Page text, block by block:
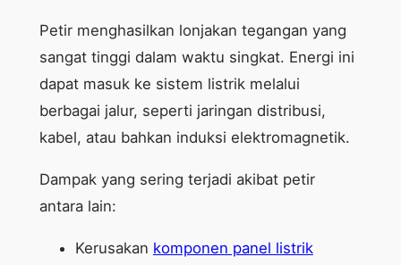
Petir menghasilkan lonjakan tegangan yang
sangat tinggi dalam waktu singkat. Energi ini
dapat masuk ke sistem listrik melalui
berbagai jalur, seperti jaringan distribusi,
kabel, atau bahkan induksi elektromagnetik.
Dampak yang sering terjadi akibat petir
antara lain:
Kerusakan komponen panel listrik